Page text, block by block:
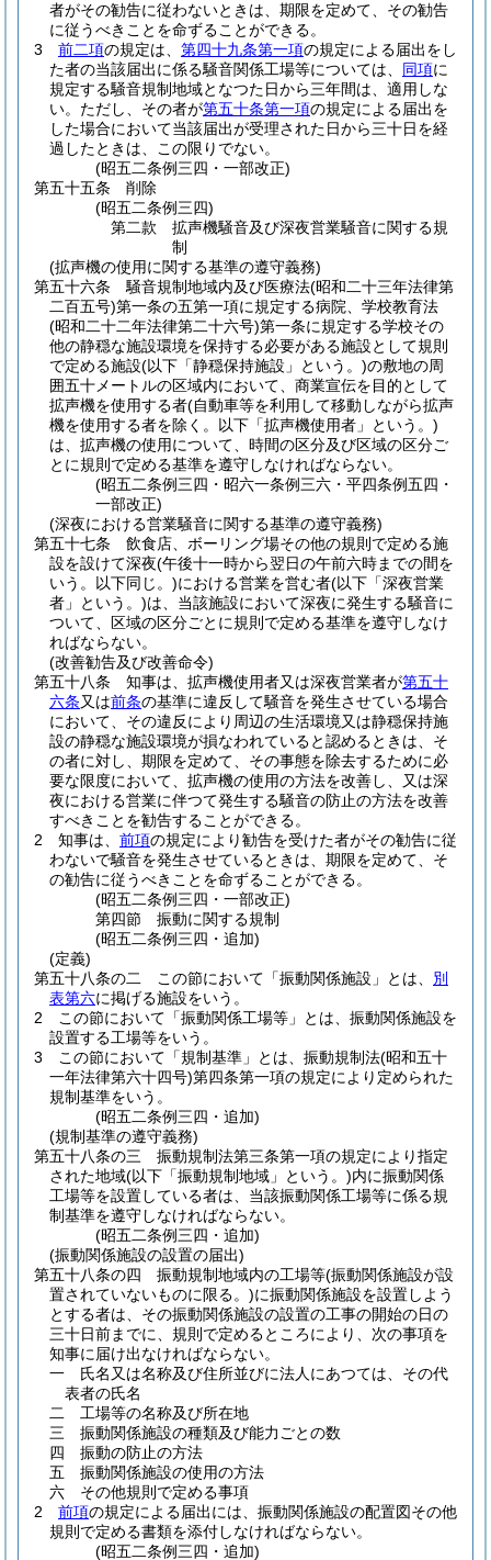
者がその勧告に従わないときは、期限を定めて、その勧告
に従うべきことを命ずることができる。
3
前二項の規定は、 第四十九条第一項の規定による届出をし
た者の当該届出に係る騒音関係工場等については、 同項に
規定する騒音規制地域となつた日から三年間は、適用しな
い。 ただし、その者が第五十条第一項の規定による届出を
した場合において当該届出が受理された日から三十日を経
過したときは、この限りでない。
(昭五二条例三四・一部改正)
第五十五条
削除
(昭五二条例三四)
第二款
拡声機騒音及び深夜営業騒音に関する規
制
(拡声機の使用に関する基準の遵守義務)
第五十六条
騒音規制地域内及び医療法(昭和二十三年法律第
二百五号)第一条の五第一項に規定する病院、学校教育法
(昭和二十二年法律第二十六号)第一条に規定する学校その
他の静穏な施設環境を保持する必要がある施設として規則
で定める施設(以下「静穏保持施設」という。)の敷地の周
囲五十メートルの区域内において、商業宣伝を目的として
拡声機を使用する者(自動車等を利用して移動しながら拡声
機を使用する者を除く。以下「拡声機使用者」という。)
は、拡声機の使用について、時間の区分及び区域の区分ご
とに規則で定める基準を遵守しなければならない。
(昭五二条例三四・昭六一条例三六・平四条例五四・
一部改正)
(深夜における営業騒音に関する基準の遵守義務)
第五十七条
飲食店、ボーリング場その他の規則で定める施
設を設けて深夜(午後十一時から翌日の午前六時までの間を
いう。以下同じ。)における営業を営む者(以下「深夜営業
者」という。)は、当該施設において深夜に発生する騒音に
ついて、区域の区分ごとに規則で定める基準を遵守しなけ
ればならない。
(改善勧告及び改善命令)
第五十八条
知事は、拡声機使用者又は深夜営業者が第五十
六条又は前条の基準に違反して騒音を発生させている場合
において、その違反により周辺の生活環境又は静穏保持施
設の静穏な施設環境が損なわれていると認めるときは、そ
の者に対し、期限を定めて、その事態を除去するために必
要な限度において、拡声機の使用の方法を改善し、又は深
夜における営業に伴つて発生する騒音の防止の方法を改善
すべきことを勧告することができる。
2
知事は、 前項の規定により勧告を受けた者がその勧告に従
わないで騒音を発生させているときは、期限を定めて、そ
の勧告に従うべきことを命ずることができる。
(昭五二条例三四・一部改正)
第四節
振動に関する規制
(昭五二条例三四・追加)
(定義)
第五十八条の二
この節において「振動関係施設」とは、 別
表第六に掲げる施設をいう。
2
この節において「振動関係工場等」とは、振動関係施設を
設置する工場等をいう。
3
この節において「規制基準」とは、振動規制法(昭和五十
一年法律第六十四号)第四条第一項の規定により定められた
規制基準をいう。
(昭五二条例三四・追加)
(規制基準の遵守義務)
第五十八条の三
振動規制法第三条第一項の規定により指定
された地域(以下「振動規制地域」という。)内に振動関係
工場等を設置している者は、当該振動関係工場等に係る規
制基準を遵守しなければならない。
(昭五二条例三四・追加)
(振動関係施設の設置の届出)
第五十八条の四
振動規制地域内の工場等(振動関係施設が設
置されていないものに限る。)に振動関係施設を設置しよう
とする者は、その振動関係施設の設置の工事の開始の日の
三十日前までに、規則で定めるところにより、次の事項を
知事に届け出なければならない。
一
氏名又は名称及び住所並びに法人にあつては、その代
表者の氏名
二
工場等の名称及び所在地
三
振動関係施設の種類及び能力ごとの数
四
振動の防止の方法
五
振動関係施設の使用の方法
六
その他規則で定める事項
2
前項の規定による届出には、振動関係施設の配置図その他
規則で定める書類を添付しなければならない。
(昭五二条例三四・追加)